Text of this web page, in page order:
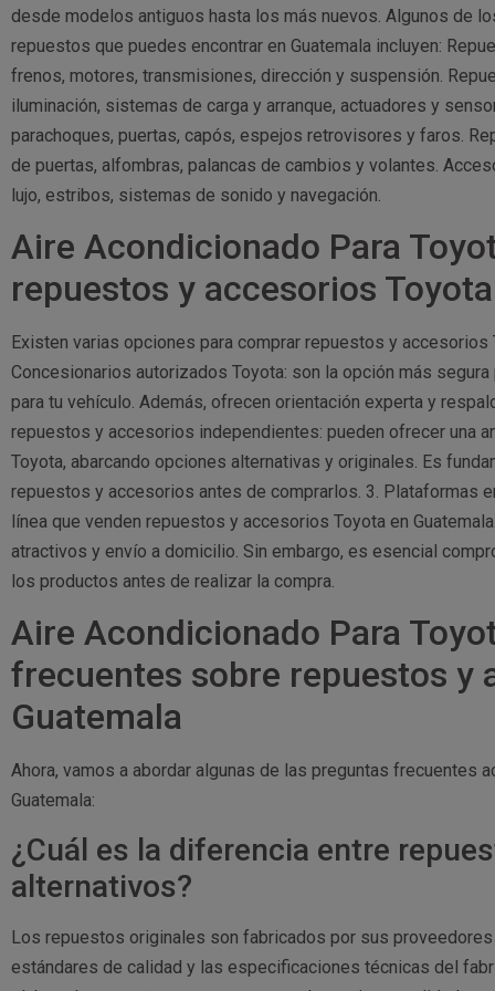
desde modelos antiguos hasta los más nuevos. Algunos de
repuestos que puedes encontrar en Guatemala incluyen:
frenos, motores, transmisiones, dirección y suspensión.
iluminación, sistemas de carga y arranque, actuadores y
parachoques, puertas, capós, espejos retrovisores y faros.
de puertas, alfombras, palancas de cambios y volantes.
lujo, estribos, sistemas de sonido y navegación.
Aire Acondicionado Para
repuestos y accesorios
Existen varias opciones para comprar repuestos y accesorios
Concesionarios autorizados Toyota: son la opción más
para tu vehículo. Además, ofrecen orientación experta y
repuestos y accesorios independientes: pueden ofrecer una
Toyota, abarcando opciones alternativas y originales. Es
repuestos y accesorios antes de comprarlos. 3. Plataformas
línea que venden repuestos y accesorios Toyota en
atractivos y envío a domicilio. Sin embargo, es esencial
los productos antes de realizar la compra.
Aire Acondicionado Para
frecuentes sobre repuestos y
Guatemala
Ahora, vamos a abordar algunas de las preguntas frecuentes
Guatemala:
¿Cuál es la diferencia entre
alternativos?
Los repuestos originales son fabricados por sus
estándares de calidad y las especificaciones técnicas del